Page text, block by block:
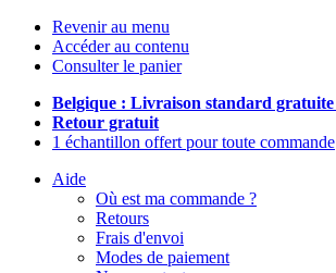
Revenir au menu
Accéder au contenu
Consulter le panier
Belgique : Livraison standard gratuite
Retour gratuit
1 échantillon offert pour toute commande
Aide
Où est ma commande ?
Retours
Frais d'envoi
Modes de paiement